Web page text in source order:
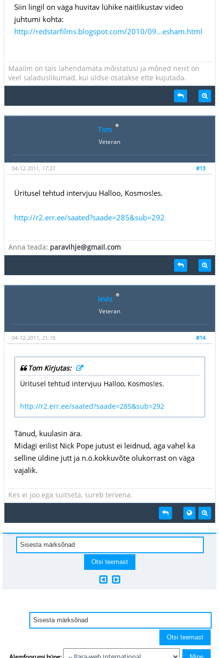
Siin lingil on väga huvitav lühike näitlikustav video
juhtumi kohta:
http://redstarfilms.blogspot.com/2010/09...esham.html
Maailm on täis lahendamata mõistatusi ja mõned neist on
veel saladuslikumad, kui üldse osatakse ette kujutada.
Tom
Veteran
#13
04-12-2011, 17:27
Üritusel tehtud intervjuu Halloo, Kosmos!es.
http://r2.err.ee/saated?saade=285&sub=292
Anna teada: paravihje@gmail.com
levis
Veteran
#14
04-12-2011, 21:18
Tom Kirjutas:
Üritusel tehtud intervjuu Halloo, Kosmos!es.
http://r2.err.ee/saated?saade=285&sub=292
Tänud, kuulasin ära.
Midagi erilist Nick Pope jutust ei leidnud, aga vahel ka
selline üldine jutt ja n.ö.kokkuvõte olukorrast on väga
vajalik.
Kes ei joo ega suitseta, sureb tervena.